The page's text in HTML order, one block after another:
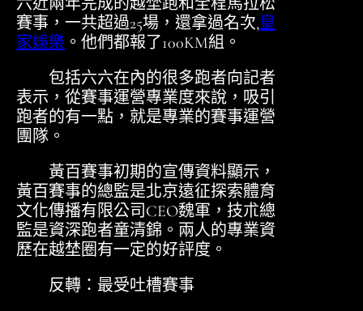
六近兩年完成的越埜跑和全程馬拉松
賽事，一共超過25場，還拿過名次,皇
家娛樂 。他們都報了100KM組。
包括六六在內的很多跑者向記者
表示，從賽事運營專業度來說，吸引
跑者的有一點，就是專業的賽事運營
團隊。
黃百賽事初期的宣傳資料顯示，
黃百賽事的總監是北京遠征探索體育
文化傳播有限公司CEO魏軍，技朮總
監是資深跑者童清錦。兩人的專業資
歷在越埜圈有一定的好評度。
反轉：最受吐槽賽事